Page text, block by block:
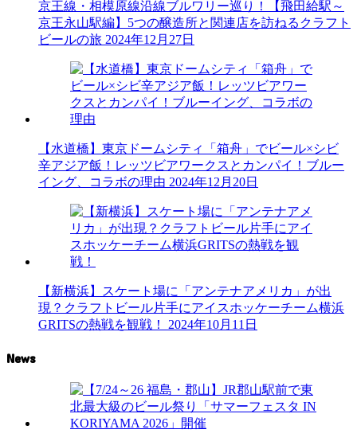
京王線・相模原線沿線ブルワリー巡り！【飛田給駅～
京王永山駅編】5つの醸造所と関連店を訪ねるクラフト
ビールの旅 2024年12月27日
【水道橋】東京ドームシティ「箱舟」でビール×シビ
辛アジア飯！レッツビアワークスとカンパイ！ブルー
イング、コラボの理由 2024年12月20日
【新横浜】スケート場に「アンテナアメリカ」が出
現？クラフトビール片手にアイスホッケーチーム横浜
GRITSの熱戦を観戦！
2024年10月11日
News